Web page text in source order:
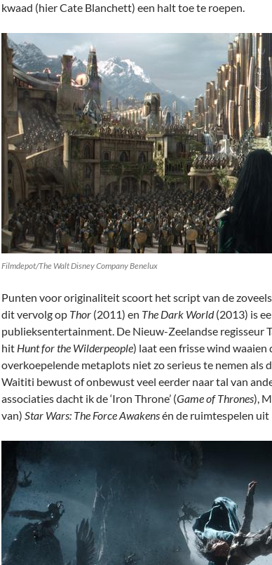
kwaad (hier Cate Blanchett) een halt toe te roepen.
Filmdepot/The Walt Disney Company Benelux
Punten voor originaliteit scoort het script van de
dit vervolg op Thor (2011) en The Dark World(2013) is
publieksentertainment. De Nieuw-Zeelandse regisseur
hit Hunt for the Wilderpeople) laat een frisse wind
overkoepelende metaplots niet zo serieus te nemen als
Waititi bewust of onbewust veel eerder naar tal van
associaties dacht ik de ‘Iron Throne’ (Game of Thrones),
van) Star Wars: The Force Awakensén de ruimtespelen uit